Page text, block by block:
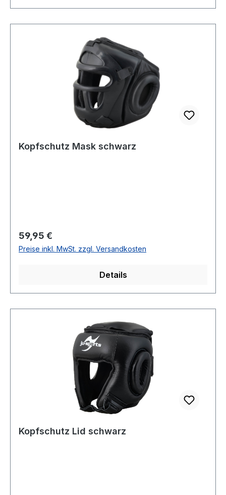
Kopfschutz Mask schwarz
Regulärer Preis:
59,95 €
Preise inkl. MwSt. zzgl. Versandkosten
Details
Kopfschutz Lid schwarz